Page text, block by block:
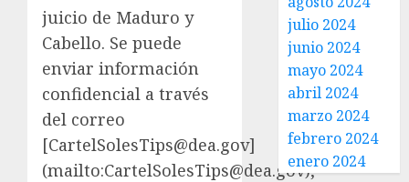
juicio de Maduro y
Cabello. Se puede
enviar información
confidencial a través
del correo
[CartelSolesTips@dea.gov]
(mailto:CartelSolesTips@dea.gov),
julio 2024
junio 2024
mayo 2024
abril 2024
marzo 2024
febrero 2024
enero 2024